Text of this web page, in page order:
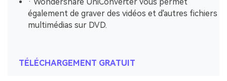
également de graver des vidéos et d'autres fichiers
multimédias sur DVD.
TÉLÉCHARGEMENT GRATUIT